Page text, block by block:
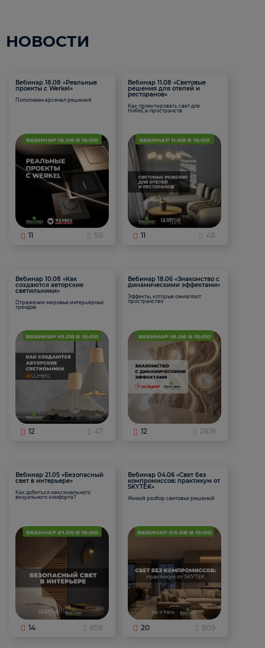
НОВОСТИ
Вебинар 18.08 «Реальные
проекты с Werkel»
Пополняем арсенал решений
11 50
Вебинар 11.08 «Световые
решения для отелей и
ресторанов»
Как проектировать свет для
HoReCa-пространств
11 48
Вебинар 10.08 «Как
создаются авторские
светильники»
Отражение мировых интерьерных
трендов
12 47
Вебинар 18.06 «Знакомство с
динамическими эффектами»
Эффекты, которые оживляют
пространство
12 2109
Вебинар 21.05 «Безопасный
свет в интерьере»
Как добиться максимального
визуального комфорта?
14 658
Вебинар 04.06 «Свет без
компромиссов: практикум от
SKYTEK»
Живой разбор световых решений
20 809